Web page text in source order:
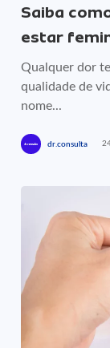
Saiba
estar
Qualquer dor
qualidade de
nome...
dr.consulta